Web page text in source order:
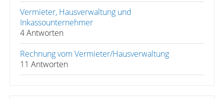
Vermieter, Hausverwaltung und
Inkassounternehmer
4 Antworten
Rechnung vom Vermieter/Hausverwaltung
11 Antworten